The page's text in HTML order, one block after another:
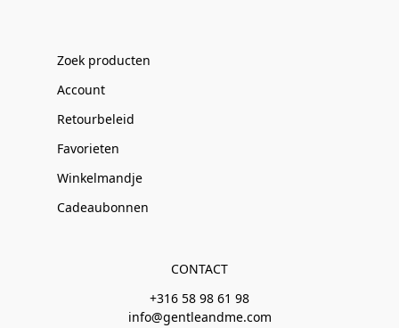
Zoek producten
Account
Retourbeleid
Favorieten
Winkelmandje
Cadeaubonnen
CONTACT
+316 58 98 61 98
info@gentleandme.com